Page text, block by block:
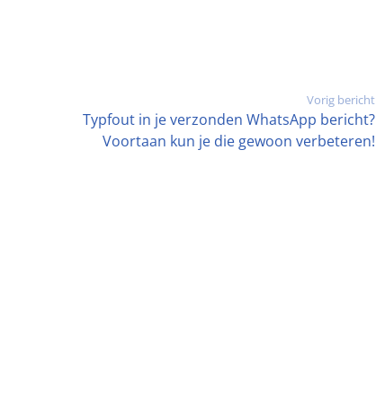
Vorig bericht
Typfout in je verzonden WhatsApp bericht?
Voortaan kun je die gewoon verbeteren!